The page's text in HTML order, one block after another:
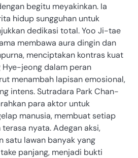
begitu meyakinkan. Ia
hidup sungguhan untuk
dedikasi total. Yoo Ji-tae
membawa aura dingin dan
menciptakan kontras kuat
Hye-jeong dalam peran
menambah lapisan emosional,
intens. Sutradara Park Chan-
para aktor untuk
manusia, membuat setiap
nyata. Adegan aksi,
satu lawan banyak yang
panjang, menjadi bukti